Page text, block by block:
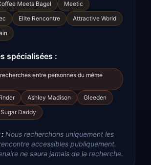
Meets Bagel
Meetic
Elite Rencontre
Attractive World
spécialisées :
entre personnes du même
Ashley Madison
Gleeden
Daddy
: Nous recherchons uniquement les
accessibles publiquement.
ne saura jamais de la recherche.